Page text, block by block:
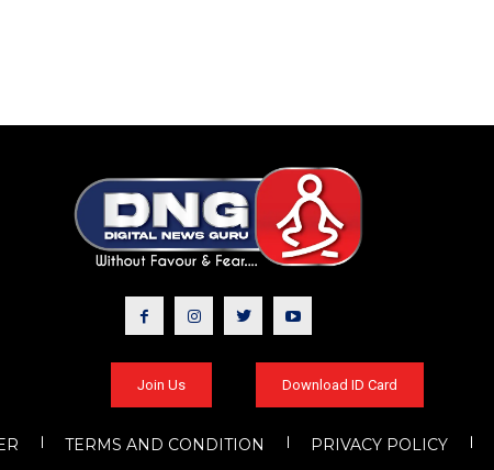
Join Us Download ID Card
TERMS AND CONDITION PRIVACY POLICY